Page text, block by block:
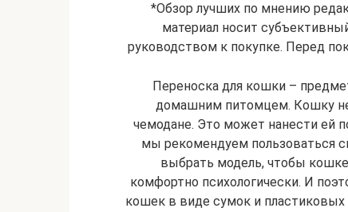
*Обзор лучших по мнению
материал носит
руководством к покупке. Перед
Переноска для кошки –
домашним питомцем. Кошку
чемодане. Это может нанести ей
мы рекомендуем пользоваться
выбрать модель, чтобы
комфортно психологически. И
кошек в виде сумок и пластиковых